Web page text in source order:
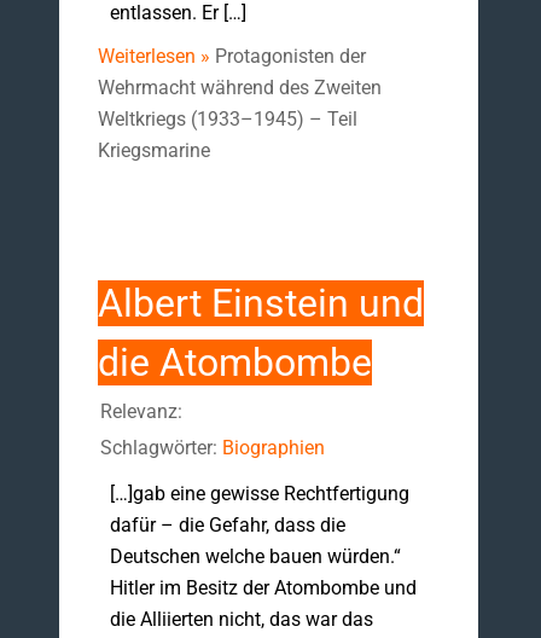
entlassen. Er […]
Weiterlesen » Protagonisten der
Wehrmacht während des Zweiten
Weltkriegs (1933–1945) – Teil
Kriegsmarine
Albert Einstein und
die Atombombe
Relevanz:
Schlagwörter: Biographien
[…]gab eine gewisse Rechtfertigung
dafür – die Gefahr, dass die
Deutschen welche bauen würden.“
Hitler im Besitz der Atombombe und
die Alliierten nicht, das war das